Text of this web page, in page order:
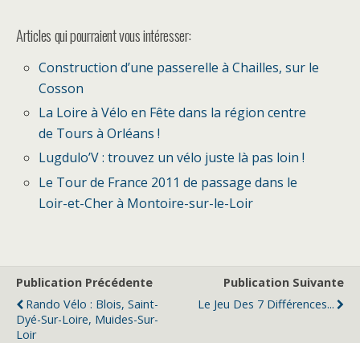
Articles qui pourraient vous intéresser:
Construction d’une passerelle à Chailles, sur le
Cosson
La Loire à Vélo en Fête dans la région centre
de Tours à Orléans !
Lugdulo’V : trouvez un vélo juste là pas loin !
Le Tour de France 2011 de passage dans le
Loir-et-Cher à Montoire-sur-le-Loir
Publication Précédente
Rando Vélo : Blois, Saint-
Dyé-Sur-Loire, Muides-Sur-
Loir
Publication Suivante
Le Jeu Des 7 Différences...